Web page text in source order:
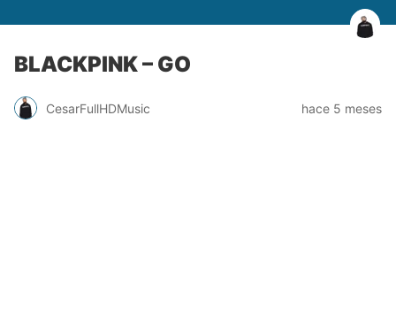
BLACKPINK – GO
CesarFullHDMusic hace 5 meses